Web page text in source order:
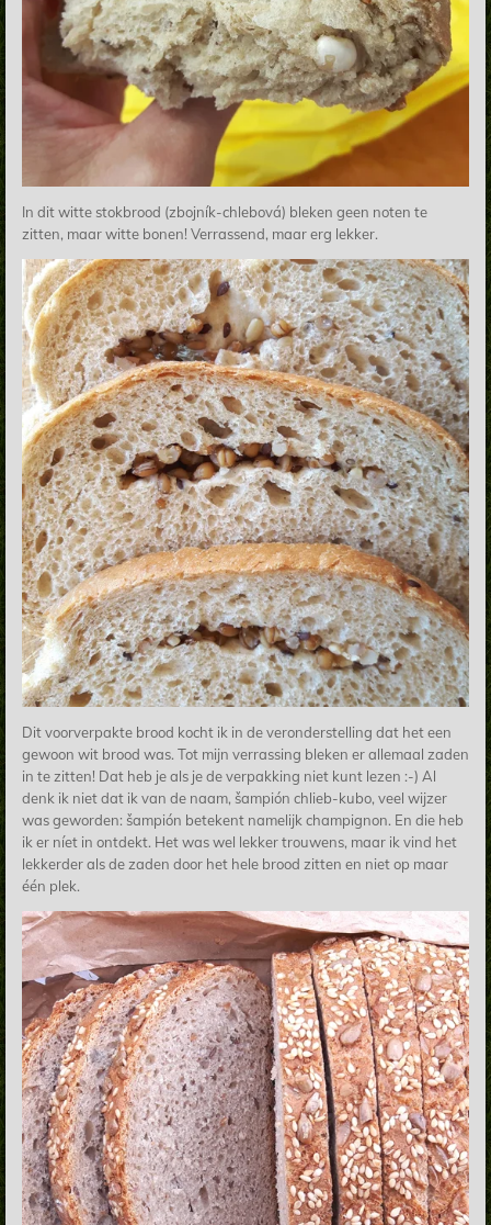
In dit witte stokbrood (zbojník-chlebová) bleken geen noten te
zitten, maar witte bonen! Verrassend, maar erg lekker.
Dit voorverpakte brood kocht ik in de veronderstelling dat het een
gewoon wit brood was. Tot mijn verrassing bleken er allemaal zaden
in te zitten! Dat heb je als je de verpakking niet kunt lezen :-) Al
denk ik niet dat ik van de naam, šampión chlieb-kubo, veel wijzer
was geworden: šampión betekent namelijk champignon. En die heb
ik er níet in ontdekt. Het was wel lekker trouwens, maar ik vind het
lekkerder als de zaden door het hele brood zitten en niet op maar
één plek.